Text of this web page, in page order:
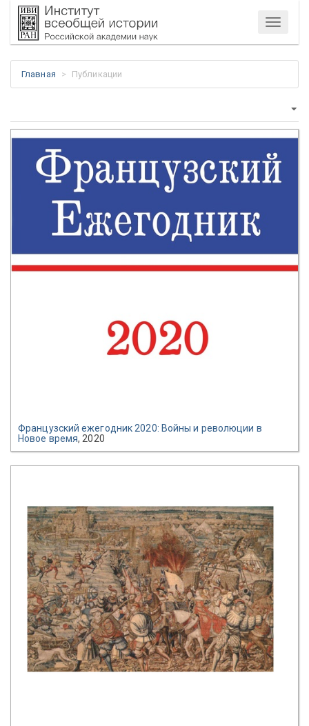
Меню
Главная Публикации
Французский ежегодник 2020: Войны и революции в
Новое время, 2020